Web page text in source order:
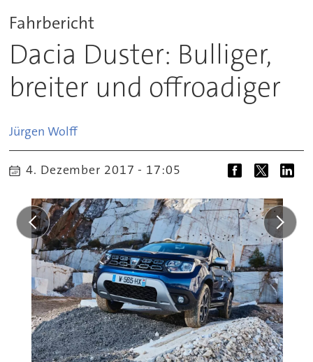
Fahrbericht
Dacia Duster: Bulliger,
breiter und offroadiger
Jürgen Wolff
4. Dezember 2017 - 17:05